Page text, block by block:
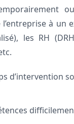
à un
les RH
d’intervention